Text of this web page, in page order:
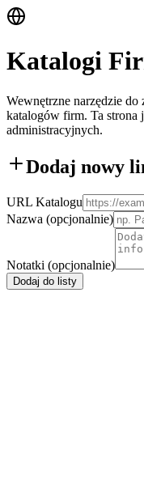
Katalogi
Wewnętrzne narzędzie
katalogów firm. Ta strona
administracyjnych.
Dodaj nowy
URL Katalogu
Nazwa (opcjonalnie)
Notatki (opcjonalnie)
Dodaj do listy